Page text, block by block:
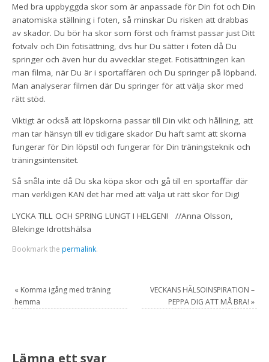
Med bra uppbyggda skor som är anpassade för Din fot och Din
anatomiska ställning i foten, så minskar Du risken att drabbas
av skador. Du bör ha skor som först och främst passar just Ditt
fotvalv och Din fotisättning, dvs hur Du sätter i foten då Du
springer och även hur du avvecklar steget. Fotisättningen kan
man filma, när Du är i sportaffären och Du springer på löpband.
Man analyserar filmen där Du springer för att välja skor med
rätt stöd.
Viktigt är också att löpskorna passar till Din vikt och hållning, att
man tar hänsyn till ev tidigare skador Du haft samt att skorna
fungerar för Din löpstil och fungerar för Din träningsteknik och
träningsintensitet.
Så snåla inte då Du ska köpa skor och gå till en sportaffär där
man verkligen KAN det här med att välja ut rätt skor för Dig!
LYCKA TILL OCH SPRING LUNGT I HELGEN! //Anna Olsson,
Blekinge Idrottshälsa
Bookmark the permalink.
« Komma igång med träning
hemma
VECKANS HÄLSOINSPIRATION –
PEPPA DIG ATT MÅ BRA! »
Lämna ett svar